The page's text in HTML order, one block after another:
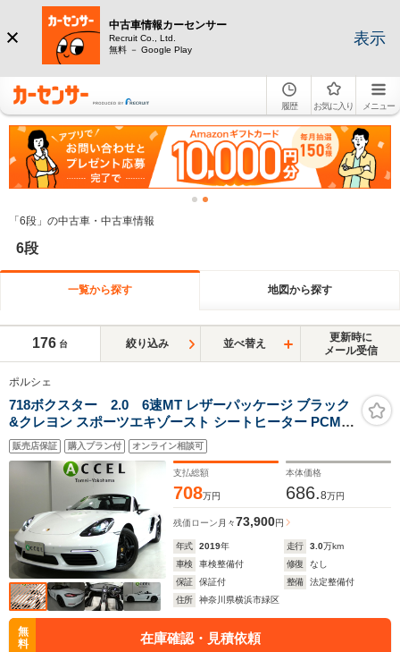
中古車情報カーセンサー
Recruit Co., Ltd.
無料 － Google Play
表示
履歴 お気に入り メニュー
「6段」の中古車・中古車情報
6段
一覧から探す 地図から探す
176 台 絞り込み 並べ替え
更新時に
メール受信
ポルシェ
718ボクスター 2.0 6速MT レザーパッケージ ブラック
&クレヨン スポーツエキゾースト シートヒーター PCMナ
ビ バックカメラ コーナーセンサー 電動格納ミラー バ
イキセノンヘッドライト 純正18インチブラックホイー
ル 360ドラレコ
販売店保証 購入プラン付 オンライン相談可
支払総額
708万円
本体価格
686.8万円
残価ローン 月々73,900円
年式 2019年 走行 3.0万km
車検
車検整備付 修復
なし
保証
保証付 整備
法定整備付
住所
神奈川県横浜市緑区
無
料
在庫確認・見積依頼